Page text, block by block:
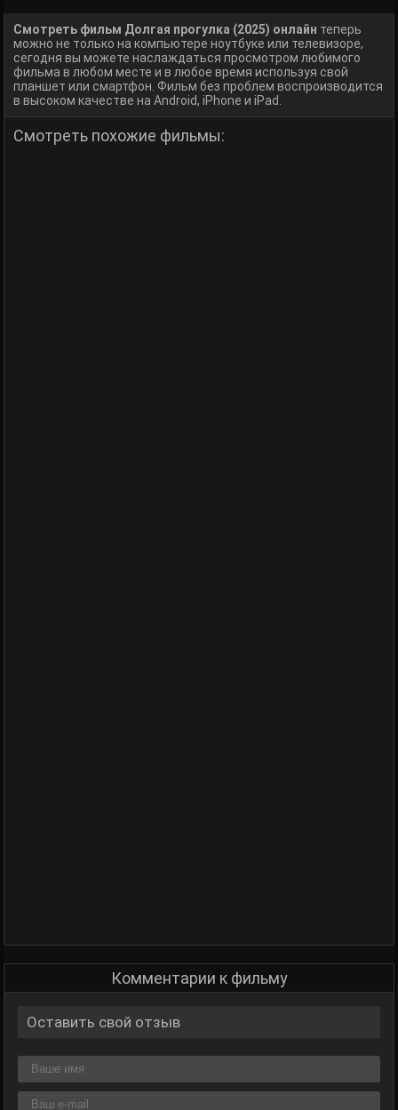
Смотреть фильм Долгая прогулка (2025) онлайн теперь
можно не только на компьютере ноутбуке или телевизоре,
сегодня вы можете наслаждаться просмотром любимого
фильма в любом месте и в любое время используя свой
планшет или смартфон. Фильм без проблем воспроизводится
в высоком качестве на Android, iPhone и iPad.
Смотреть похожие фильмы:
Комментарии к фильму
Оставить свой отзыв